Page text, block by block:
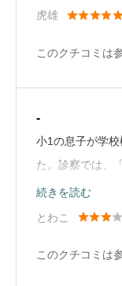
のでしょうか？
だと2時間は待
🥰助手の方の説
計をするシステ
が伊東眼科さん
虎雄 
このクチコミは
-
小1の息子が学
た。診察では、
年ほど様子を見
とくにありませ
みたところ、そ
続きを読む
とわこ

このクチコミは